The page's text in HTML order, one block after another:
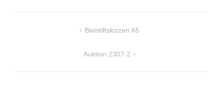
BeitragsnavigationBleistiftskizzen A5
Auktion 2307-2